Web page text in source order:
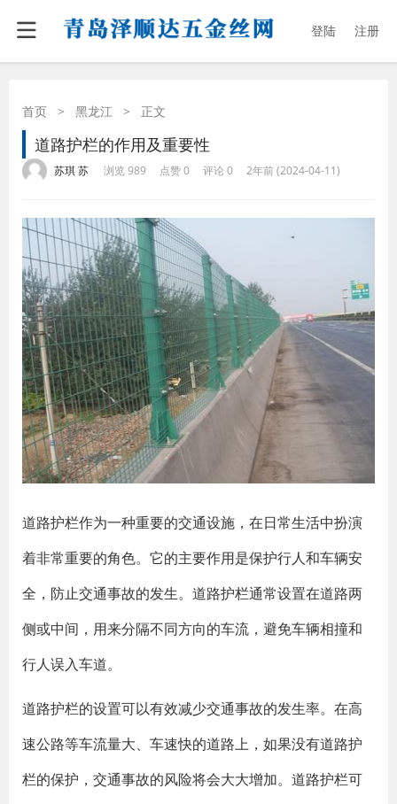
登陆 注册
首页 > 黑龙江 > 正文
道路护栏的作用及重要性
苏琪 苏 浏览 989 点赞 0 评论 0 2年前 (2024-04-11)
道路护栏作为一种重要的交通设施，在日常生活中扮演
着非常重要的角色。它的主要作用是保护行人和车辆安
全，防止交通事故的发生。道路护栏通常设置在道路两
侧或中间，用来分隔不同方向的车流，避免车辆相撞和
行人误入车道。
道路护栏的设置可以有效减少交通事故的发生率。在高
速公路等车流量大、车速快的道路上，如果没有道路护
栏的保护，交通事故的风险将会大大增加。道路护栏可